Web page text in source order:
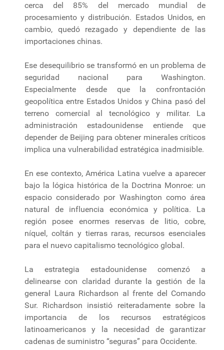
cerca del 85% del mercado mundial de
procesamiento y distribución. Estados Unidos, en
cambio, quedó rezagado y dependiente de las
importaciones chinas.
Ese desequilibrio se transformó en un problema de
seguridad nacional para Washington.
Especialmente desde que la confrontación
geopolítica entre Estados Unidos y China pasó del
terreno comercial al tecnológico y militar. La
administración estadounidense entiende que
depender de Beijing para obtener minerales críticos
implica una vulnerabilidad estratégica inadmisible.
En ese contexto, América Latina vuelve a aparecer
bajo la lógica histórica de la Doctrina Monroe: un
espacio considerado por Washington como área
natural de influencia económica y política. La
región posee enormes reservas de litio, cobre,
níquel, coltán y tierras raras, recursos esenciales
para el nuevo capitalismo tecnológico global.
La estrategia estadounidense comenzó a
delinearse con claridad durante la gestión de la
general Laura Richardson al frente del Comando
Sur. Richardson insistió reiteradamente sobre la
importancia de los recursos estratégicos
latinoamericanos y la necesidad de garantizar
cadenas de suministro “seguras” para Occidente.